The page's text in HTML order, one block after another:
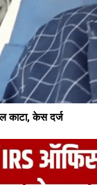
काटा, केस दर्ज